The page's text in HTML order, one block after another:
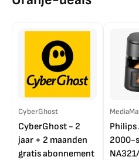
CyberGhost
CyberGhost - 2
jaar + 2 maanden
gratis abonnement
2000-